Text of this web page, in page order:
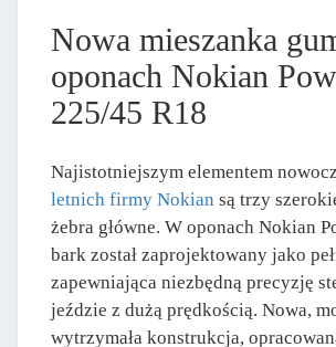
Nowa mieszanka
oponach Nokian
225/45 R18
Najistotniejszym elementem
letnich firmy Nokian są trzy
żebra główne. W oponach Nokian
bark został zaprojektowany jako
zapewniająca niezbędną precyzję
jeździe z dużą prędkością. Nowa,
wytrzymała konstrukcja,